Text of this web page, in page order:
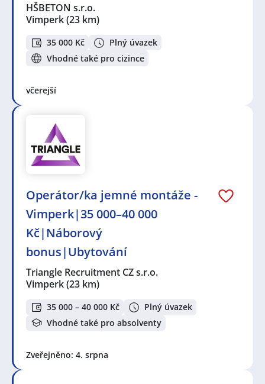
HŠBETON s.r.o.
Vimperk(23 km)
35 000 Kč
Plný úvazek
Vhodné také pro cizince
včerejší
Operátor/ka jemné montáže -
Vimperk|35 000–40 000
Kč|Náborový
bonus|Ubytování
Triangle Recruitment CZ s.r.o.
Vimperk(23 km)
35 000 – 40 000 Kč
Plný úvazek
Vhodné také pro absolventy
Zveřejněno: 4. srpna